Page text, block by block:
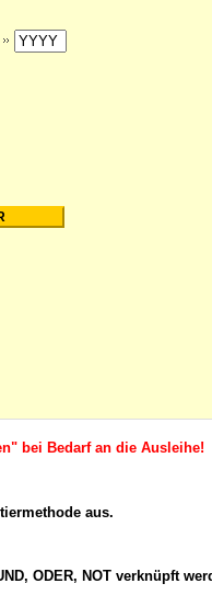
bei Bedarf an die Ausleihe!
aus.
ODER, NOT verknüpft